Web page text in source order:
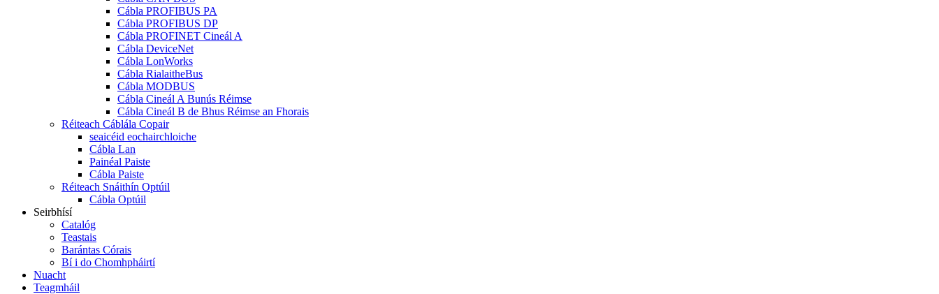
Cábla PROFIBUS PA
Cábla PROFIBUS DP
Cábla PROFINET Cineál A
Cábla DeviceNet
Cábla LonWorks
Cábla RialaitheBus
Cábla MODBUS
Cábla Cineál A Bunús Réimse
Cábla Cineál B de Bhus Réimse an Fhorais
Réiteach Cáblála Copair
seaicéid eochairchloiche
Cábla Lan
Painéal Paiste
Cábla Paiste
Réiteach Snáithín Optúil
Cábla Optúil
Seirbhísí
Catalóg
Teastais
Barántas Córais
Bí i do Chomhpháirtí
Nuacht
Teagmháil